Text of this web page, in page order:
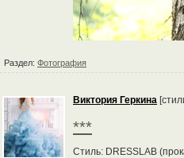
Раздел: Фотография
Виктория Геркина
***
Стиль: DRESSLAB